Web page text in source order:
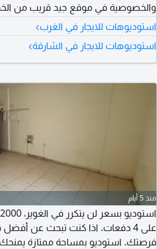
والخصوصية في موقع جيد قريب من
مما يجعله خيارا مناسبا للسكن العائلي.
وموقع مناسب للعائلات، فرصة لا
التكاليف. بادر بالحجز الآن قبل انتهاء
استوديوهات للايجار في الغرب›
استوديوهات للايجار في الشارقة›
منذ 5 أيام
على 4 دفعات. اذا كنت تبحث عن
فرصتك. استوديو بمساحة ممتازة